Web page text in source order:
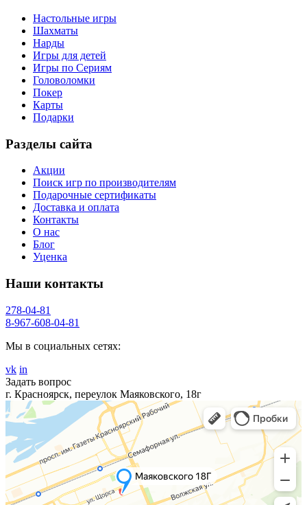
Настольные игры
Шахматы
Нарды
Игры для детей
Игры по Сериям
Головоломки
Покер
Карты
Подарки
Разделы сайта
Акции
Поиск игр по производителям
Подарочные сертификаты
Доставка и оплата
Контакты
О нас
Блог
Уценка
Наши контакты
278-04-81
8-967-608-04-81
Мы в социальных сетях:
vk in
Задать вопрос
г. Красноярск, переулок Маяковского, 18г